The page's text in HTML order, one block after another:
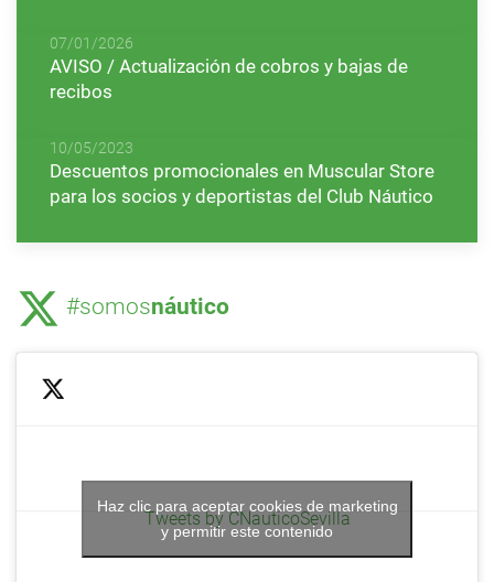
07/01/2026
AVISO / Actualización de cobros y bajas de
recibos
10/05/2023
Descuentos promocionales en Muscular Store
para los socios y deportistas del Club Náutico
#somosnáutico
Tweets by CNauticoSevilla
Haz clic para aceptar cookies de marketing
y permitir este contenido